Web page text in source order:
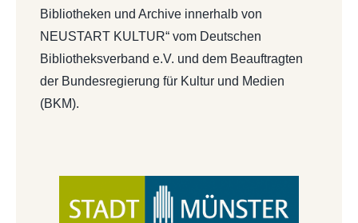
Bibliotheken und Archive innerhalb von
NEUSTART KULTUR“ vom Deutschen
Bibliotheksverband e.V. und dem Beauftragten
der Bundesregierung für Kultur und Medien
(BKM).